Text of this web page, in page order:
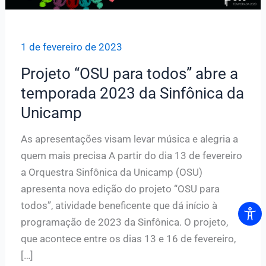
1 de fevereiro de 2023
Projeto “OSU para todos” abre a
temporada 2023 da Sinfônica da
Unicamp
As apresentações visam levar música e alegria a
quem mais precisa A partir do dia 13 de fevereiro
a Orquestra Sinfônica da Unicamp (OSU)
apresenta nova edição do projeto “OSU para
todos”, atividade beneficente que dá início à
programação de 2023 da Sinfônica. O projeto,
que acontece entre os dias 13 e 16 de fevereiro,
[…]